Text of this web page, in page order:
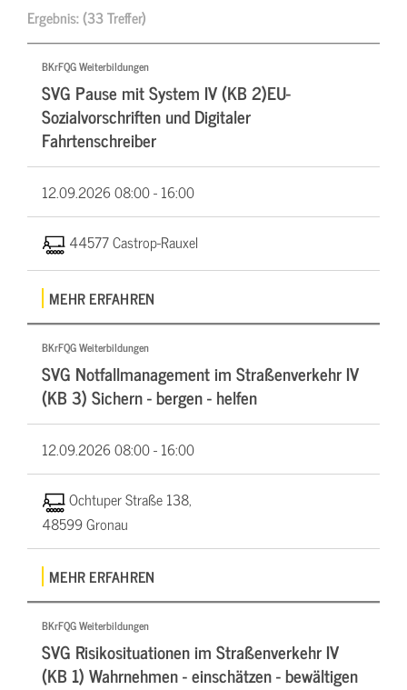
Ergebnis:(33 Treffer)
BKrFQG Weiterbildungen
SVG Pause mit System IV (KB 2)EU-
Sozialvorschriften und Digitaler
Fahrtenschreiber
12.09.202608:00 - 16:00
44577 Castrop-Rauxel
MEHR ERFAHREN
BKrFQG Weiterbildungen
SVG Notfallmanagement im Straßenverkehr IV
(KB 3) Sichern - bergen - helfen
12.09.202608:00 - 16:00
Ochtuper Straße 138,
48599 Gronau
MEHR ERFAHREN
BKrFQG Weiterbildungen
SVG Risikosituationen im Straßenverkehr IV
(KB 1) Wahrnehmen - einschätzen - bewältigen